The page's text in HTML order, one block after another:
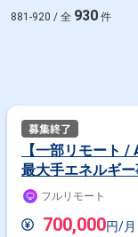
881-920 / 全 930 件
【一部リモート
最大手エネルギ
ラウド更改
フルリモート
700,000円/月